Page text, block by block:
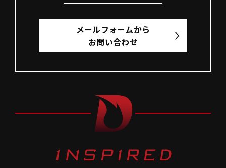
メールフォームから
お問い合わせ